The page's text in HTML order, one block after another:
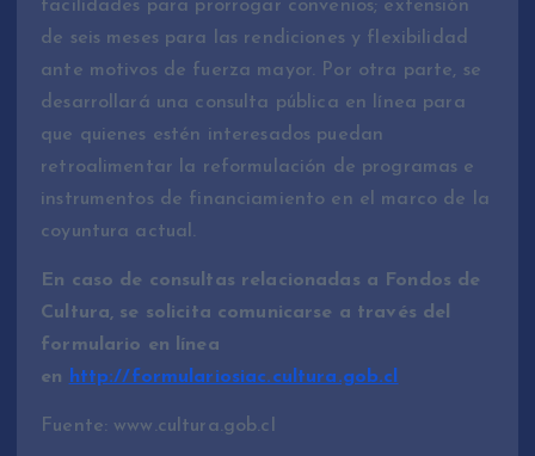
facilidades para prorrogar convenios; extensión
de seis meses para las rendiciones y flexibilidad
ante motivos de fuerza mayor. Por otra parte, se
desarrollará una consulta pública en línea para
que quienes estén interesados puedan
retroalimentar la reformulación de programas e
instrumentos de financiamiento en el marco de la
coyuntura actual.
En caso de consultas relacionadas a Fondos de
Cultura, se solicita comunicarse a través del
formulario en línea
en
http://formulariosiac.cultura.gob.cl
Fuente: www.cultura.gob.cl